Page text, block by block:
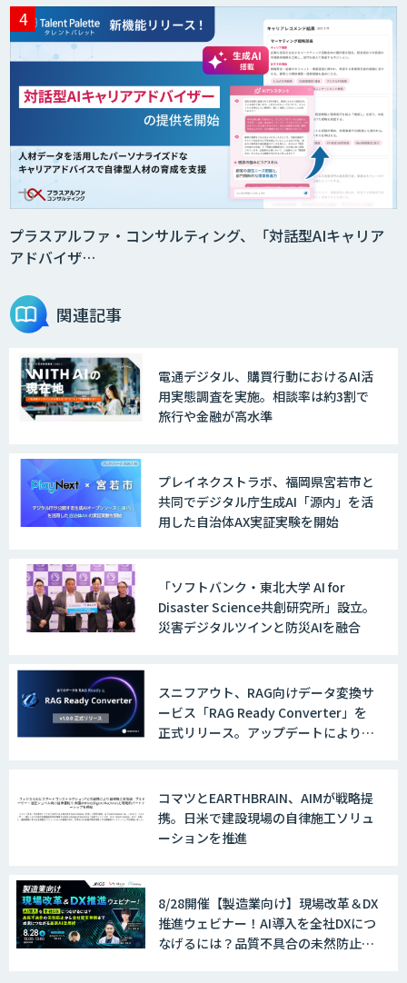
プラスアルファ・コンサルティング、「対話型AIキャリア
アドバイザ…
関連記事
電通デジタル、購買行動におけるAI活
用実態調査を実施。相談率は約3割で
旅行や金融が高水準
プレイネクストラボ、福岡県宮若市と
共同でデジタル庁生成AI「源内」を活
用した自治体AX実証実験を開始
「ソフトバンク・東北大学 AI for
Disaster Science共創研究所」設立。
災害デジタルツインと防災AIを融合
スニフアウト、RAG向けデータ変換サ
ービス「RAG Ready Converter」を
正式リリース。アップデートにより変
コマツとEARTHBRAIN、AIMが戦略提
携。日米で建設現場の自律施工ソリュ
ーションを推進
8/28開催【製造業向け】現場改革＆DX
推進ウェビナー！AI導入を全社DXにつ
なげるには？品質不具合の未然防止か